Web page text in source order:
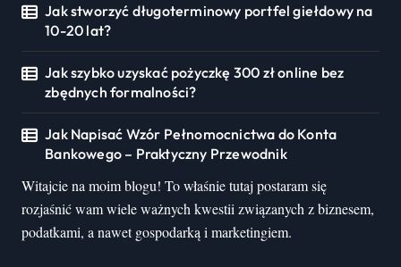
Jak stworzyć długoterminowy portfel giełdowy na
10-20 lat?
Jak szybko uzyskać pożyczkę 300 zł online bez
zbędnych formalności?
Jak Napisać Wzór Pełnomocnictwa do Konta
Bankowego – Praktyczny Przewodnik
Witajcie na moim blogu! To właśnie tutaj postaram się
rozjaśnić wam wiele ważnych kwestii związanych z biznesem,
podatkami, a nawet gospodarką i marketingiem.